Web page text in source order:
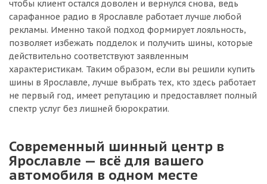
чтобы клиент остался доволен и вернулся снова, ведь
сарафанное радио в Ярославле работает лучше любой
рекламы. Именно такой подход формирует лояльность,
позволяет избежать подделок и получить шины, которые
действительно соответствуют заявленным
характеристикам. Таким образом, если вы решили купить
шины в Ярославле, лучше выбрать тех, кто здесь работает
не первый год, имеет репутацию и предоставляет полный
спектр услуг без лишней бюрократии.
Современный шинный центр в
Ярославле — всё для вашего
автомобиля в одном месте